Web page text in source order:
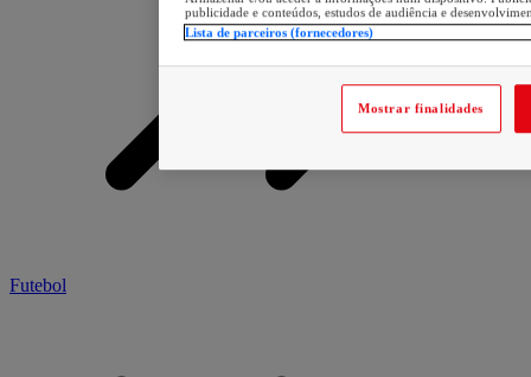
Futebol
publicidade e conteúdos, estudos de audiência e
Lista de parceiros (fornecedores)
Mostrar finalidades